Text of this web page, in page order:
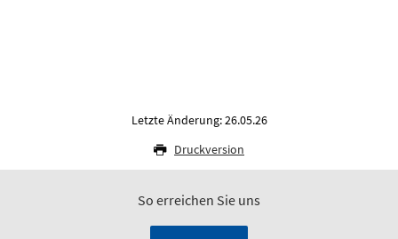
Letzte Änderung: 26.05.26
Druckversion
So erreichen Sie uns